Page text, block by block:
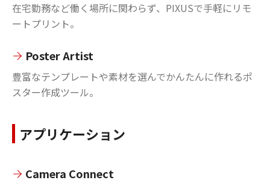
在宅勤務など働く場所に関わらず、PIXUSで手軽にリモ
ートプリント。
Poster Artist
豊富なテンプレートや素材を選んでかんたんに作れるポ
スター作成ツール。
アプリケーション
Camera Connect